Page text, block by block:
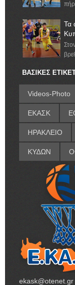
Τα
ΒΑΣΙΚΕΣ
Videos-Photo
ΕΚΑΣΚ
ΗΡΑΚΛΕΙΟ
ΚΥΔΩΝ
ekask@otenet.gr